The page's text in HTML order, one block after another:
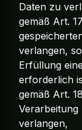
Daten zu
gemäß Art.
verlangen,
Erfüllung
erforderlich
gemäß Art.
verlangen,